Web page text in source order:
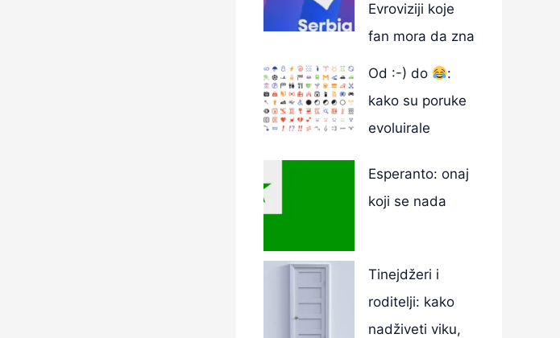
Evroviziji koje
fan mora da zna
Od :-) do
:
kako su poruke
evoluirale
Esperanto: onaj
koji se nada
Tinejdžeri i
roditelji: kako
nadživeti viku,